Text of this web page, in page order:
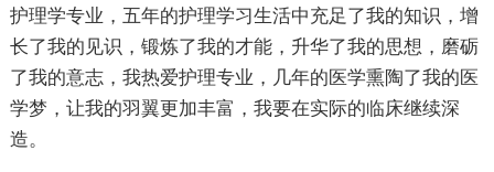
护理学专业，五年的护理学习生活中充足了我的知识，增
长了我的见识，锻炼了我的才能，升华了我的思想，磨砺
了我的意志，我热爱护理专业，几年的医学熏陶了我的医
学梦，让我的羽翼更加丰富，我要在实际的临床继续深
造。